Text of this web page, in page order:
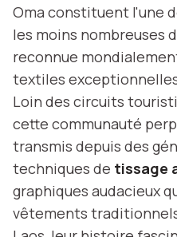
Oma constituent l'une
les moins nombreuses
reconnue
textiles
Loin des circuits
cette communauté
transmis depuis des
techniques de tissage
graphiques audacieux
vêtements